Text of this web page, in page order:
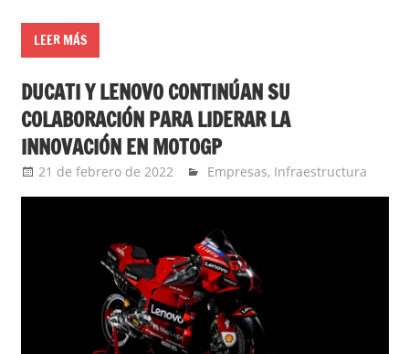
LEER MÁS
DUCATI Y LENOVO CONTINÚAN SU
COLABORACIÓN PARA LIDERAR LA
INNOVACIÓN EN MOTOGP
21 de febrero de 2022 Ernesto Herrera
Empresas, Infraestructura